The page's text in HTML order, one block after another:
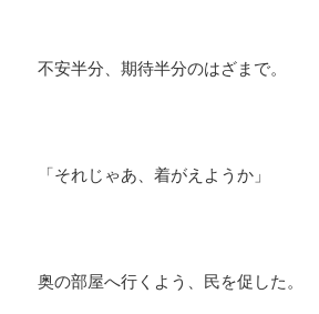
不安半分、期待半分のはざまで。
「それじゃあ、着がえようか」
奥の部屋へ行くよう、民を促した。